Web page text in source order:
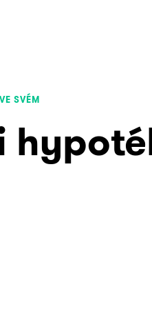
SVÉM